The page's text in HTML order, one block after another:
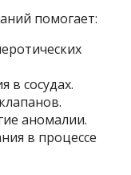
помогает:
в сосудах.
аномалии.
в процессе